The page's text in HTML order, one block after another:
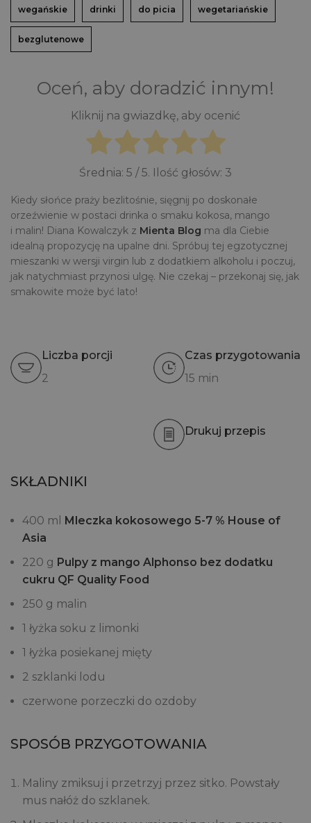
wegańskie drinki do picia wegetariańskie
bezglutenowe
Oceń, aby doradzić innym!
Kliknij na gwiazdkę, aby ocenić
Średnia: 5 / 5. Ilość głosów: 3
Kiedy słońce praży bezlitośnie, sięgnij po doskonałe
orzeźwienie w postaci drinka o smaku kokosa, mango
i malin! Diana Kowalczyk z Mienta Blog ma dla Ciebie
idealną propozycję na upalne dni. Spróbuj tej egzotycznej
mieszanki w wersji virgin lub z dodatkiem alkoholu i poczuj,
jak natychmiast przynosi ulgę. Nie czekaj – przekonaj się, jak
smakowite może być lato!
Liczba porcji
2
Czas przygotowania
15 min
Drukuj przepis
SKŁADNIKI
400 ml
Mleczka kokosowego 5-7 % House of
Asia
220 g Pulpy z mango Alphonso bez dodatku
cukru QF Quality Food
250 g malin
1 łyżka soku z limonki
1 łyżka posiekanej mięty
2 szklanki lodu
czerwone porzeczki do ozdoby
SPOSÓB PRZYGOTOWANIA
Maliny zmiksuj i przetrzyj przez sitko. Powstały
mus nałóż do szklanek.